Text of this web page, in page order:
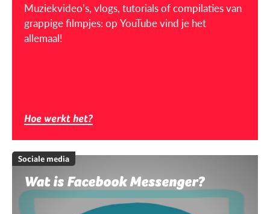
Muziekvideo’s, vlogs, tutorials of compilaties van
grappige filmpjes: op YouTube vind je het
allemaal!
Hoe werkt het?
Sociale media
Wat is Facebook Messenger?